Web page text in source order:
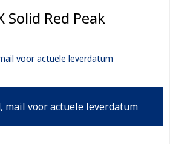
Solid Red Peak
voor actuele leverdatum
mail voor actuele leverdatum